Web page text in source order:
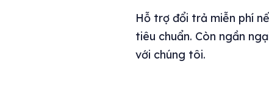
Hỗ trợ đổi trả miễn phí
tiêu chuẩn. Còn ngần
với chúng tôi.